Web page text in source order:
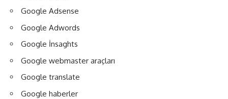
Google Adsense
Google Adwords
Google İnsaghts
Google webmaster araçları
Google translate
Google haberler